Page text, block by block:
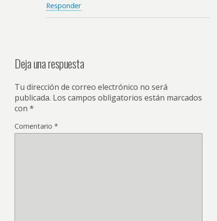
Responder
Deja una respuesta
Tu dirección de correo electrónico no será
publicada. Los campos obligatorios están marcados
con *
Comentario *